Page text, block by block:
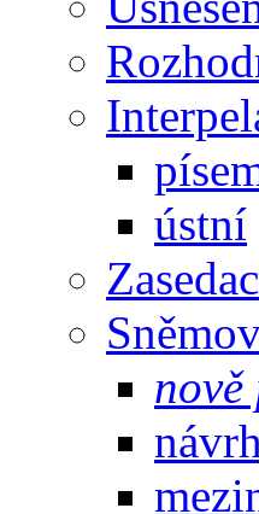
ústní